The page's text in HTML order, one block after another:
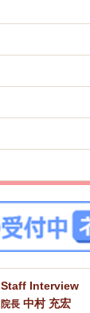
Staff Interview
院長 中村 充宏